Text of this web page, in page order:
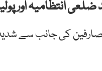
انتظامیہ اور
صارفین کی جانب سے